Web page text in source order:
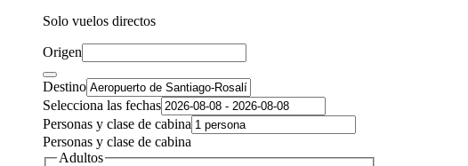
Solo vuelos directos
Origen
Destino
Selecciona las fechas
Personas y clase de cabina
Personas y clase de cabina
Adultos